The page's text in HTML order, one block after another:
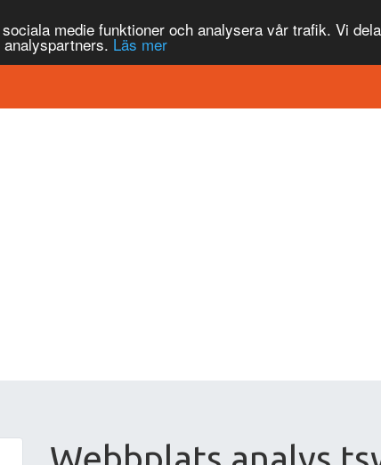
medie funktioner och analysera vår trafik. Vi
Läs mer